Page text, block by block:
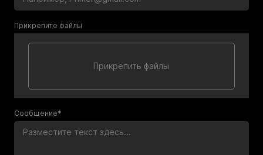
Прикрепите файлы
Сообщение*